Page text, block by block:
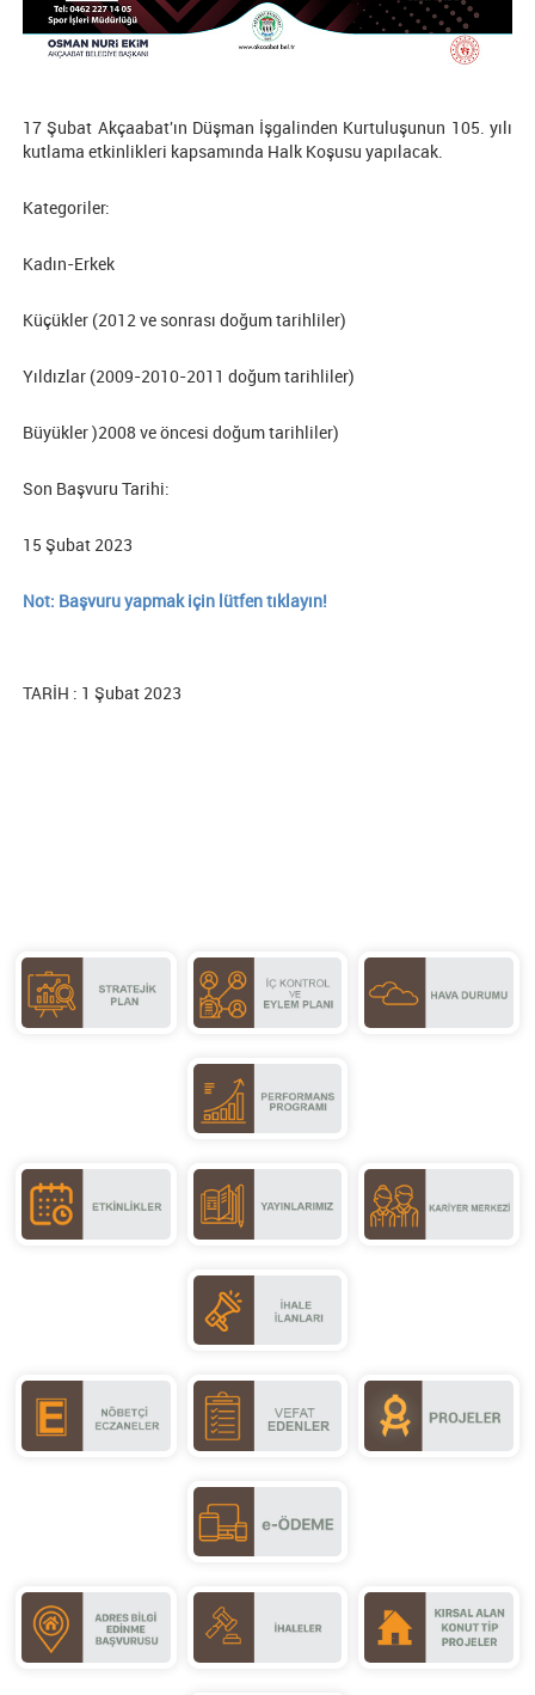
17 Şubat Akçaabat'ın Düşman İşgalinden Kurtuluşunun 105. yılı
kutlama etkinlikleri kapsamında Halk Koşusu yapılacak.
Kategoriler:
Kadın-Erkek
Küçükler (2012 ve sonrası doğum tarihliler)
Yıldızlar (2009-2010-2011 doğum tarihliler)
Büyükler )2008 ve öncesi doğum tarihliler)
Son Başvuru Tarihi:
15 Şubat 2023
Not: Başvuru yapmak için lütfen tıklayın!
TARİH : 1 Şubat 2023